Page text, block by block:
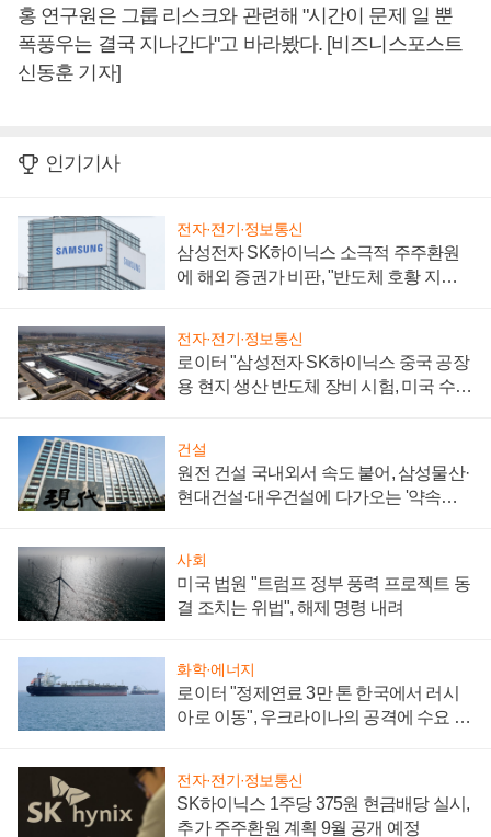
홍 연구원은 그룹 리스크와 관련해 "시간이 문제 일 뿐
폭풍우는 결국 지나간다"고 바라봤다. [비즈니스포스트
신동훈 기자]
인기기사
전자·전기·정보통신
삼성전자 SK하이닉스 소극적 주주환원
에 해외 증권가 비판, "반도체 호황 지속
전자·전기·정보통신
로이터 "삼성전자 SK하이닉스 중국 공장
용 현지 생산 반도체 장비 시험, 미국 수출
건설
원전 건설 국내외서 속도 붙어, 삼성물산·
현대건설·대우건설에 다가오는 '약속의
사회
미국 법원 "트럼프 정부 풍력 프로젝트 동
결 조치는 위법", 해제 명령 내려
화학·에너지
로이터 "정제연료 3만 톤 한국에서 러시
아로 이동", 우크라이나의 공격에 수요 늘
전자·전기·정보통신
SK하이닉스 1주당 375원 현금배당 실시,
추가 주주환원 계획 9월 공개 예정